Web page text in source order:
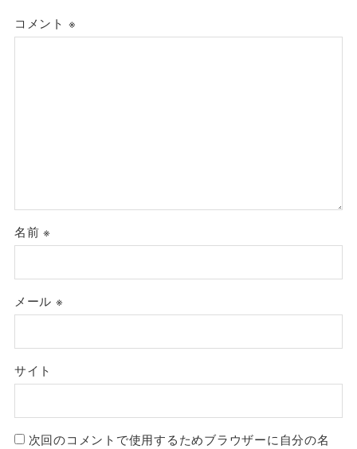
コメント ※
名前※
メール ※
サイト
次回のコメントで使用するためブラウザーに自分の名